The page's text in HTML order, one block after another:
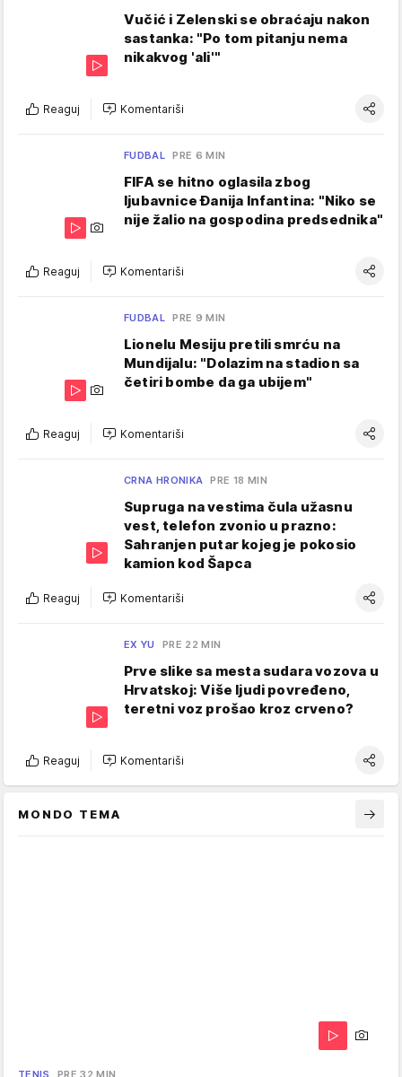
Vučić i Zelenski se obraćaju nakon
sastanka: "Po tom pitanju nema
nikakvog 'ali'"
Reaguj Komentariši
FUDBAL PRE 6 MIN
FIFA se hitno oglasila zbog
ljubavnice Đanija Infantina: "Niko se
nije žalio na gospodina predsednika"
Reaguj Komentariši
FUDBAL PRE 9 MIN
Lionelu Mesiju pretili smrću na
Mundijalu: "Dolazim na stadion sa
četiri bombe da ga ubijem"
Reaguj Komentariši
CRNA HRONIKA PRE 18 MIN
Supruga na vestima čula užasnu
vest, telefon zvonio u prazno:
Sahranjen putar kojeg je pokosio
kamion kod Šapca
Reaguj Komentariši
EX YU PRE 22 MIN
Prve slike sa mesta sudara vozova u
Hrvatskoj: Više ljudi povređeno,
teretni voz prošao kroz crveno?
Reaguj Komentariši
MONDO TEMA
TENIS PRE 32 MIN